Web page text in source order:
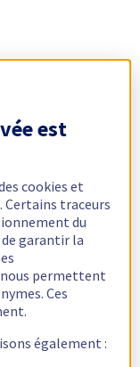
est
cookies et
traceurs
du
garantir la
permettent
Ces
également :